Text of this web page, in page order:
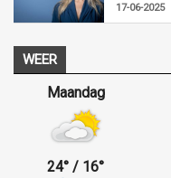
17-06-2025
WEER
Maandag
24° / 16°